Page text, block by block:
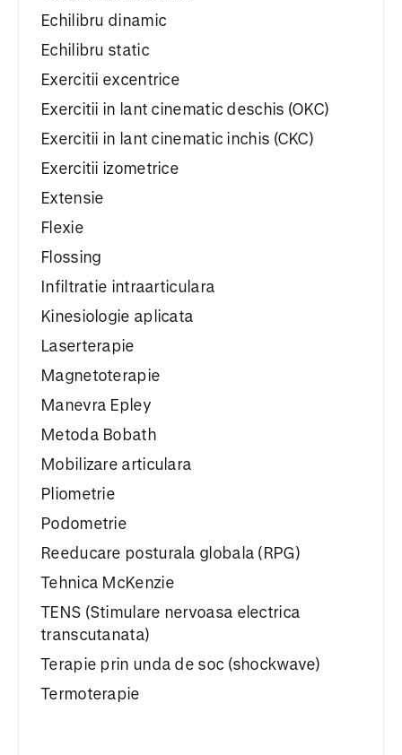
Echilibru dinamic
Echilibru static
Exercitii excentrice
Exercitii in lant cinematic deschis (OKC)
Exercitii in lant cinematic inchis (CKC)
Exercitii izometrice
Extensie
Flexie
Flossing
Infiltratie intraarticulara
Kinesiologie aplicata
Laserterapie
Magnetoterapie
Manevra Epley
Metoda Bobath
Mobilizare articulara
Pliometrie
Podometrie
Reeducare posturala globala (RPG)
Tehnica McKenzie
TENS (Stimulare nervoasa electrica
transcutanata)
Terapie prin unda de soc (shockwave)
Termoterapie